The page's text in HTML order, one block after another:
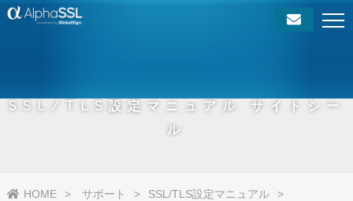
SSL/TLS設定マニュアル サイトシー
ル
HOME サポート
SSL/TLS設定マニュアル